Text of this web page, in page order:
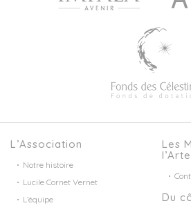
L’Association
Notre histoire
Lucile Cornet Vernet
L’équipe
Les
Du